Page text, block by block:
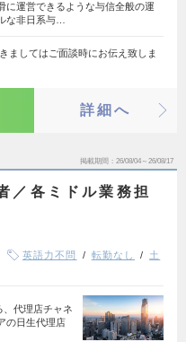
に運営できるような与信全般の運
な非日系与…
ましてはご面談時にお伝え致しま
詳細へ
掲載期間 26/08/04～26/08/17
／各ミドル業務担
英語力不問 転勤なし
土
、代理店チャネ
の日生代理店